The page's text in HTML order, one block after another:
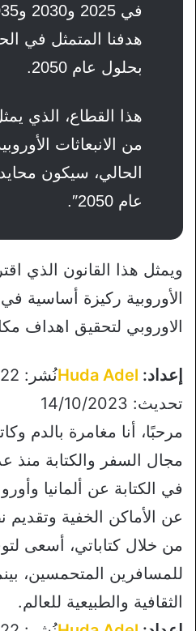
هدفنا المتمثل في
بحلول عام 2050.
من الانبعاثات
الحالي، سيكون
عام 2050″.
ويمثل هذا القانون الذي
الأوروبية ركيزة أساسية في
الاوروبي لتحقيق اهداف
إعداد: Huda Adel
تحديث: 14/10/2023
مرحبًا، أنا مغامرة بالدم
مجال السفر والكتابة
في الكتابة عن ألمانيا
عن الأماكن الخفية وتقديم
من خلال كتاباتي، أسعى
للمسافرين المتحمسين،
الثقافية والطبيعية للعالم.